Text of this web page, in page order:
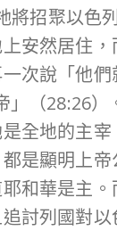
將招聚以色
安然居住
次說「他
（28:26）
全地的主
是顯明上帝
和華是主
討列國對